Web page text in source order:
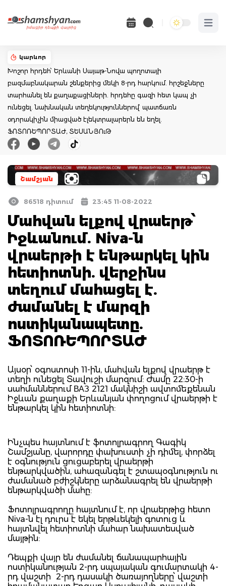
Open
կարևոր
Խոշոր հրդեհ՝ Երևանի Սայաթ-Նովա պողոտայի
բազմաբնակարան շենքերից մեկի 8-րդ հարկում. հրշեջները
տարհանել են քաղաքացիների. հրդեհը գազի հետ կապ չի
ունեցել. նախնական տեղեկություններով՝ պատճառն
օդորակիչին միացված էլեկտրալարերն են եղել.
ՖՈՏՈՌԵՊՈՐՏԱԺ, ՏԵՍԱՆՅՈւԹ
Շամշյան
86518 դիտում 23:45 11-08-2022
Մահվան ելքով վրաերթ՝
Իջևանում. Niva-ն
վրաերթի է ենթարկել կին
հետիոտնի. վերջինս
տեղում մահացել է.
ժամանել է մարզի
ոստիկանապետը.
ՖՈՏՈՌԵՊՈՐՏԱԺ
Այսօր՝ օգոստոսի 11-ին, մահվան ելքով վրաերթ է
տեղի ունեցել Տավուշի մարզում: Ժամը 22:30-ի
սահմաններում ВАЗ 2121 մակնիշի ավտոմեքենան
Իջևան քաղաքի Երևանյան փողոցում վրաերթի է
ենթարկել կին հետիոտնի:
Ինչպես հայտնում է ֆոտոլրագրող Գագիկ
Շամշյանը, վարորդը փախուստի չի դիմել, փորձել
է օգնություն ցուցաբերել վրաերթի
ենթարկվածին, ահազանգել է շտապօգնություն ու
ժամանած բժիշկները արձանագրել են վրաերթի
ենթարկվածի մահը:
Ֆոտոլրագրողը հայտնում է, որ վրաերթից հետո
Niva-ն էլ դուրս է եկել երթևեկելի գոտուց և
հայտնվել հետիոտնի մահար նախատեսված
մայթին:
Դեպքի վայր են ժամանել ճանապարհային
ոստիկանության 2-րդ սպայական գումարտակի 4-
րդ վաշտի 2-րդ դասակի ծառայողները՝ վաշտի